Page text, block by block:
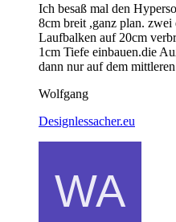
Ich besaß mal den
8cm breit ,ganz plan.
Laufbalken auf 20cm
1cm Tiefe einbauen.die
dann nur auf dem
Wolfgang
Designlessacher.eu